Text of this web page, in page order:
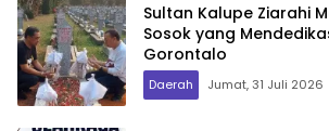
Sultan Kalupe Ziarahi
Sosok yang
Gorontalo
Daerah Jumat, 31 Juli 2026